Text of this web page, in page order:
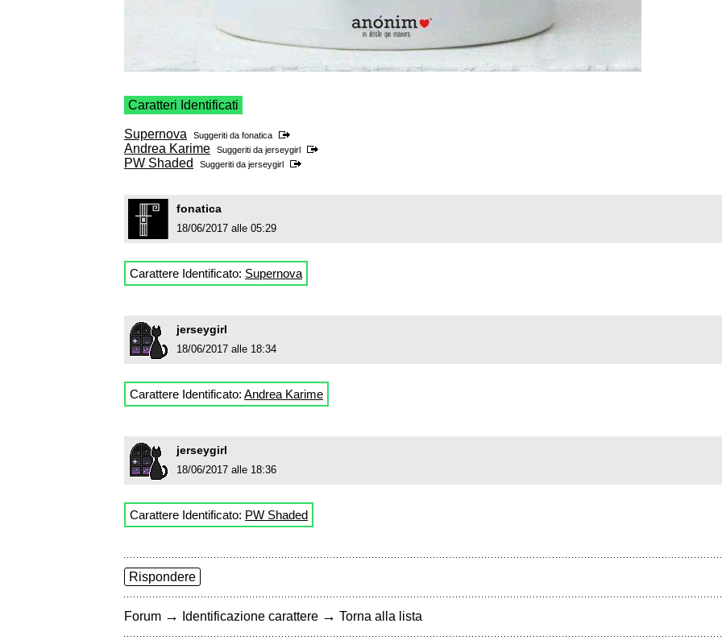
Caratteri Identificati
Supernova Suggeriti da fonatica
Andrea Karime Suggeriti da jerseygirl
PW Shaded Suggeriti da jerseygirl
fonatica
18/06/2017 alle 05:29
Carattere Identificato: Supernova
jerseygirl
18/06/2017 alle 18:34
Carattere Identificato: Andrea Karime
jerseygirl
18/06/2017 alle 18:36
Carattere Identificato: PW Shaded
Rispondere
Forum → Identificazione carattere → Torna alla lista